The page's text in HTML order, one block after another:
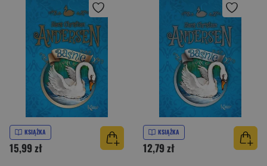
KSIĄŻKA
15,99 zł
KSIĄŻKA
12,79 zł